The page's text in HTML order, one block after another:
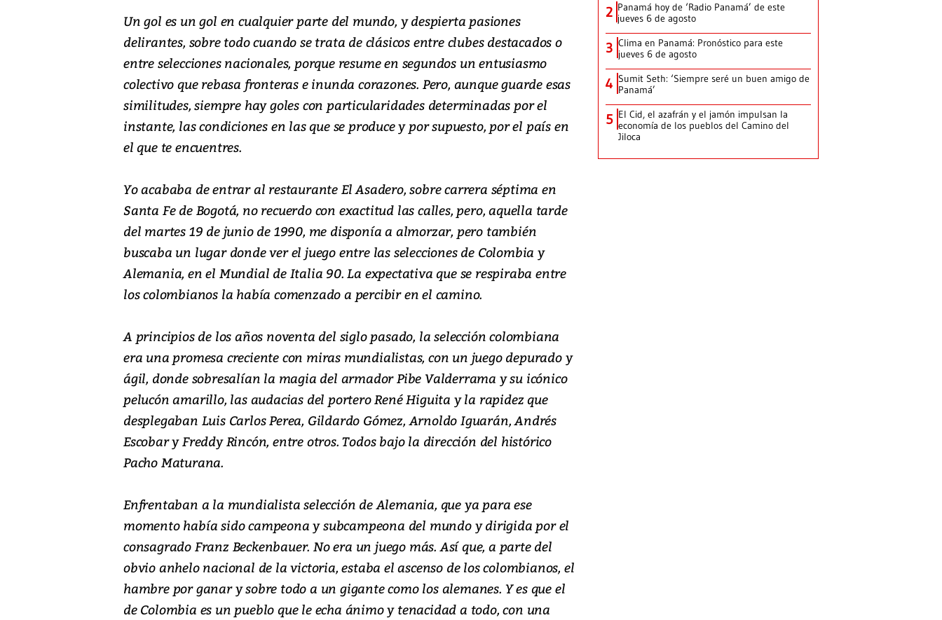
Un gol es un gol en cualquier parte del mundo, y despierta pasiones
delirantes, sobre todo cuando se trata de clásicos entre clubes destacados o
entre selecciones nacionales, porque resume en segundos un entusiasmo
colectivo que rebasa fronteras e inunda corazones. Pero, aunque guarde esas
similitudes, siempre hay goles con particularidades determinadas por el
instante, las condiciones en las que se produce y por supuesto, por el país en
el que te encuentres.
Yo acababa de entrar al restaurante El Asadero, sobre carrera séptima en
Santa Fe de Bogotá, no recuerdo con exactitud las calles, pero, aquella tarde
del martes 19 de junio de 1990, me disponía a almorzar, pero también
buscaba un lugar donde ver el juego entre las selecciones de Colombia y
Alemania, en el Mundial de Italia 90. La expectativa que se respiraba entre
los colombianos la había comenzado a percibir en el camino.
A principios de los años noventa del siglo pasado, la selección colombiana
era una promesa creciente con miras mundialistas, con un juego depurado y
ágil, donde sobresalían la magia del armador Pibe Valderrama y su icónico
pelucón amarillo, las audacias del portero René Higuita y la rapidez que
desplegaban Luis Carlos Perea, Gildardo Gómez, Arnoldo Iguarán, Andrés
Escobar y Freddy Rincón, entre otros. Todos bajo la dirección del histórico
Pacho Maturana.
Enfrentaban a la mundialista selección de Alemania, que ya para ese
momento había sido campeona y subcampeona del mundo y dirigida por el
consagrado Franz Beckenbauer. No era un juego más. Así que, a parte del
obvio anhelo nacional de la victoria, estaba el ascenso de los colombianos, el
hambre por ganar y sobre todo a un gigante como los alemanes. Y es que el
de Colombia es un pueblo que le echa ánimo y tenacidad a todo, con una
2 Panamá hoy de ‘Radio Panamá’ de este
jueves 6 de agosto
3 Clima en Panamá: Pronóstico para este
jueves 6 de agosto
4 Sumit Seth: ‘Siempre seré un buen amigo de
Panamá’
5 El Cid, el azafrán y el jamón impulsan la
economía de los pueblos del Camino del
Jiloca